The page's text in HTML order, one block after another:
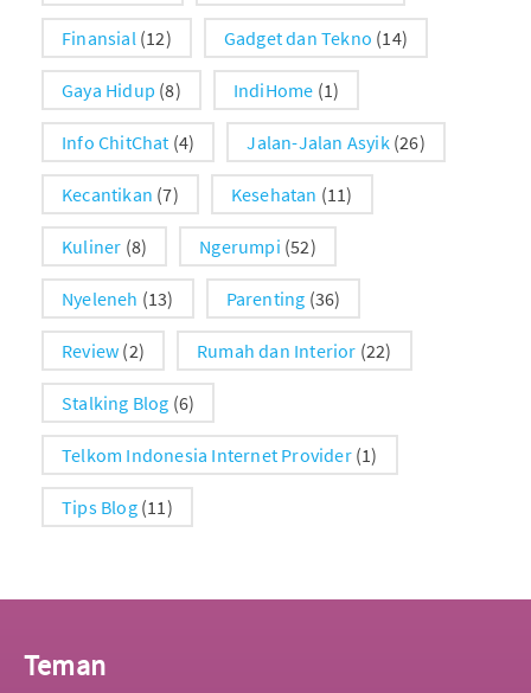
Finansial (12) Gadget dan Tekno (14)
Gaya Hidup (8) IndiHome (1)
Info ChitChat (4) Jalan-Jalan Asyik (26)
Kecantikan (7) Kesehatan (11)
Kuliner (8) Ngerumpi (52)
Nyeleneh (13) Parenting (36)
Review (2) Rumah dan Interior (22)
Stalking Blog (6)
Telkom Indonesia Internet Provider (1)
Tips Blog (11)
Teman